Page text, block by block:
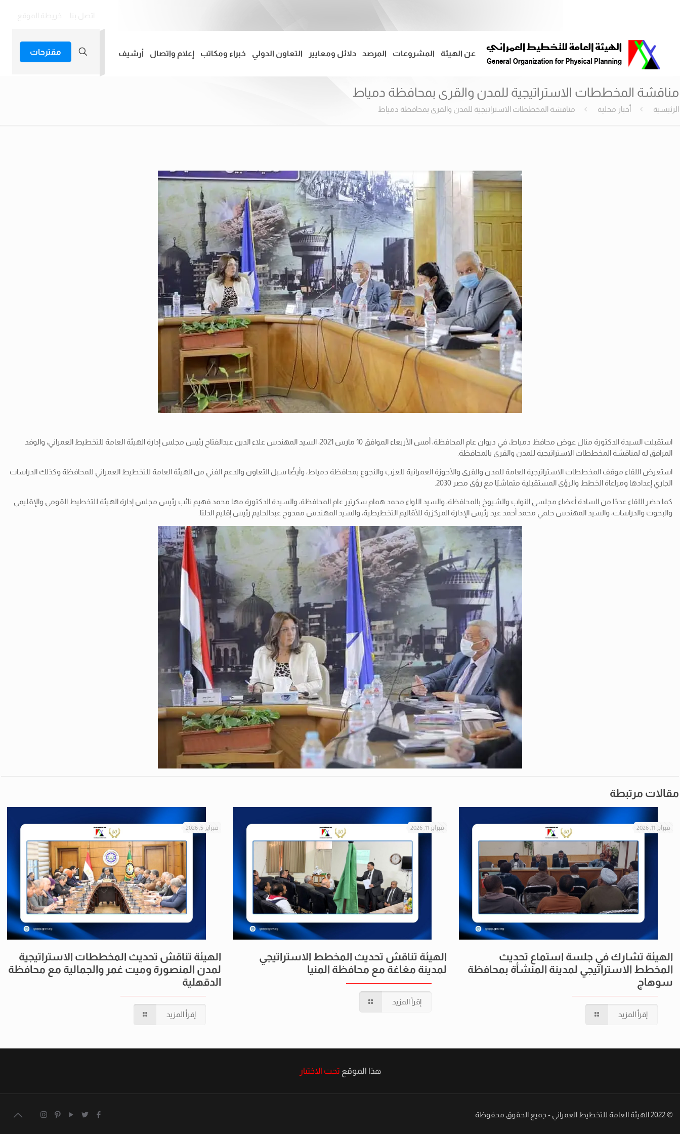
عن الهيئة المشروعات المرصد دلائل ومعايير التعاون الدولي خبراء ومكاتب إعلام واتصال أرشيف مقترحات
مناقشة المخططات الاستراتيجية للمدن والقرى بمحافظة دمياط
الرئيسية أخبار محلية مناقشة المخططات الاستراتيجية للمدن والقرى بمحافظة دمياط
استقبلت السيدة الدكتورة منال عوض محافظ دمياط، في ديوان عام المحافظة، أمس الأربعاء الموافق 10 مارس 2021، السيد المهندس علاء الدين عبدالفتاح رئيس مجلس إدارة الهيئة العامة للتخطيط العمراني، والوفد
المرافق له لمناقشة المخططات الاستراتيجية للمدن والقرى بالمحافظة.
استعرض اللقاء موقف المخططات الاستراتيجية العامة للمدن والقرى والأحوزة العمرانية للعزب والنجوع بمحافظة دمياط، وأيضًا سبل التعاون والدعم الفني من الهيئةالعامة للتخطيط العمراني للمحافظة وكذلك الدراسات
الجاري إعدادها ومراعاة الخطط والرؤى المستقبلية متماشيًا مع رؤى مصر 2030.
كما حضر اللقاء عددًا من السادة أعضاء مجلسي النواب والشيوخ بالمحافظة، والسيد اللواء محمد همام سكرتير عام المحافظة، والسيدة الدكتورة مها محمد فهيم نائب رئيس مجلس إدارة الهيئة للتخطيط القومي والإقليمي
والبحوث والدراسات، والسيد المهندس حلمي محمد أحمد عيد رئيس الإدارة المركزية للأقاليم التخطيطية، والسيد المهندس ممدوح عبدالحليم رئيس إقليم الدلتا.
مقالات مرتبطة
فبراير 11, 2026
الهيئة تشارك في جلسة استماع تحديث
المخطط الاستراتيجي لمدينة المنشأة بمحافظة
سوهاج
إقرأ المزيد
فبراير 11, 2026
الهيئة تناقش تحديث المخطط الاستراتيجي
لمدينة مغاغة مع محافظة المنيا
إقرأ المزيد
فبراير 5, 2026
الهيئة تناقش تحديث المخططات الاستراتيجية
لمدن المنصورة وميت غمر والجمالية مع محافظة
الدقهلية
إقرأ المزيد
هذا الموقع تحت الاختبار
© 2022 الهيئة العامة للتخطيط العمراني - جميع الحقوق محفوظة